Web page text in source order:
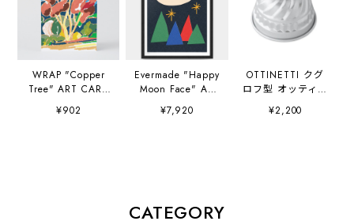
WRAP "Copper
Tree" ART CARD
Artwork by
Charlotte Trounce
¥902
Evermade "Happy
Moon Face" A3
(297×420mm) Art
Print Artwork by
¥7,920
OTTINETTI クグ
ロフ型 オッティネ
ッティ社
¥2,200
CATEGORY